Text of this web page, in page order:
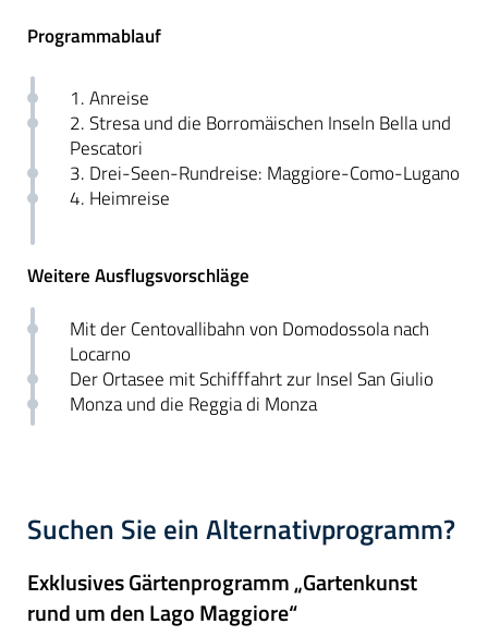
Programmablauf
1. Anreise
2. Stresa und die Borromäischen Inseln Bella und
Pescatori
3. Drei-Seen-Rundreise: Maggiore-Como-Lugano
4. Heimreise
Weitere Ausflugsvorschläge
Mit der Centovallibahn von Domodossola nach
Locarno
Der Ortasee mit Schifffahrt zur Insel San Giulio
Monza und die Reggia di Monza
Suchen Sie ein Alternativprogramm?
Exklusives Gärtenprogramm „Gartenkunst
rund um den Lago Maggiore“